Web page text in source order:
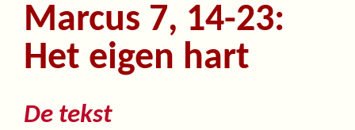
Marcus 7, 14-23:
Het eigen hart
De tekst